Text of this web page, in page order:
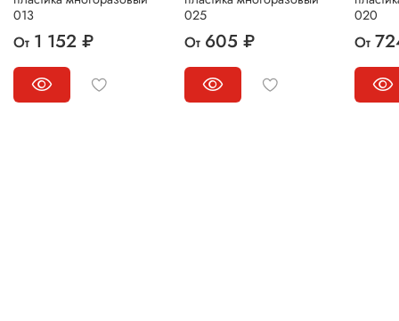
013
От 1 152 ₽
025
От 605 ₽
020
От